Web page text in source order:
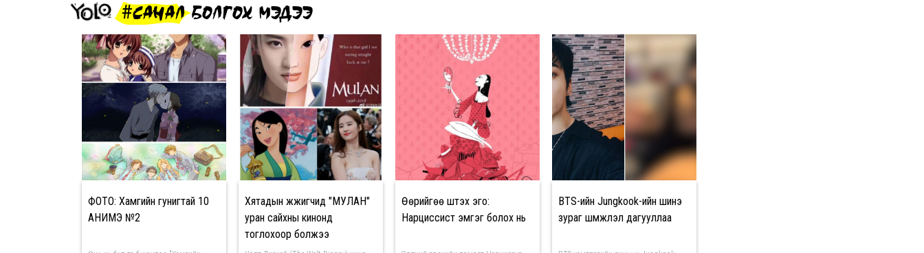
#САНАЛ БОЛГОХ МЭДЭЭ
ФОТО: Хамгийн гунигтай 10
АНИМЭ №2
Хятадын жүжигчид "МУЛАН"
уран сайхны кинонд
тоглохоор болжээ
Өөрийгөө шүтэх эго:
Нарциссист эмгэг болох нь
BTS-ийн Jungkook-ийн шинэ
зураг шүүмжлэл дагууллаа